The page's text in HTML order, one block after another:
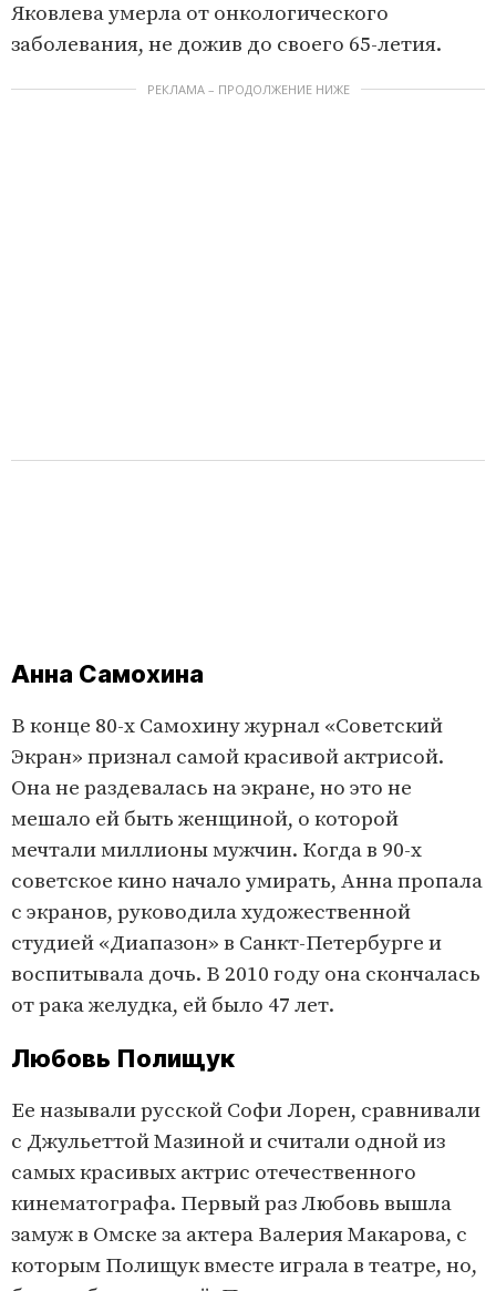
Яковлева умерла от онкологического
заболевания, не дожив до своего 65-летия.
РЕКЛАМА – ПРОДОЛЖЕНИЕ НИЖЕ
Анна Самохина
В конце 80-х Самохину журнал «Советский
Экран» признал самой красивой актрисой.
Она не раздевалась на экране, но это не
мешало ей быть женщиной, о которой
мечтали миллионы мужчин. Когда в 90-х
советское кино начало умирать, Анна пропала
с экранов, руководила художественной
студией «Диапазон» в Санкт-Петербурге и
воспитывала дочь. В 2010 году она скончалась
от рака желудка, ей было 47 лет.
Любовь Полищук
Ее называли русской Софи Лорен, сравнивали
с Джульеттой Мазиной и считали одной из
самых красивых актрис отечественного
кинематографа. Первый раз Любовь вышла
замуж в Омске за актера Валерия Макарова, с
которым Полищук вместе играла в театре, но,